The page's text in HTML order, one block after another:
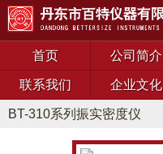
首页 公司简介
联系我们 企业文化
BT-310系列振实密度仪